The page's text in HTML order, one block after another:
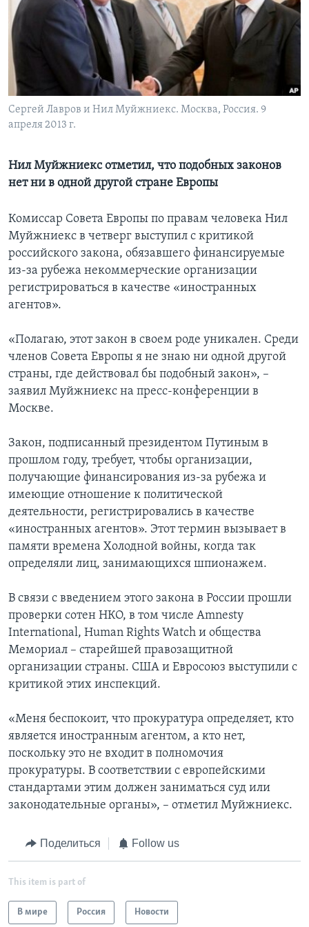
Learning English
СОЦИАЛЬНЫЕ СЕТИ
Языки
Сергей Лавров и Нил Муйжниекс. Москва, Россия. 9
апреля 2013 г.
Нил Муйжниекс отметил, что подобных законов
нет ни в одной другой стране Европы
Комиссар Совета Европы по правам человека Нил
Муйжниекс в четверг выступил с критикой
российского закона, обязавшего финансируемые
из-за рубежа некоммерческие организации
регистрироваться в качестве «иностранных
агентов».
«Полагаю, этот закон в своем роде уникален. Среди
членов Совета Европы я не знаю ни одной другой
страны, где действовал бы подобный закон», –
заявил Муйжниекс на пресс-конференции в
Москве.
Закон, подписанный президентом Путиным в
прошлом году, требует, чтобы организации,
получающие финансирования из-за рубежа и
имеющие отношение к политической
деятельности, регистрировались в качестве
«иностранных агентов». Этот термин вызывает в
памяти времена Холодной войны, когда так
определяли лиц, занимающихся шпионажем.
В связи с введением этого закона в России прошли
проверки сотен НКО, в том числе Amnesty
International, Human Rights Watch и общества
Мемориал – старейшей правозащитной
организации страны. США и Евросоюз выступили с
критикой этих инспекций.
«Меня беспокоит, что прокуратура определяет, кто
является иностранным агентом, а кто нет,
поскольку это не входит в полномочия
прокуратуры. В соответствии с европейскими
стандартами этим должен заниматься суд или
законодательные органы», – отметил Муйжниекс.
Поделиться Follow us
This item is part of
В мире Россия Новости